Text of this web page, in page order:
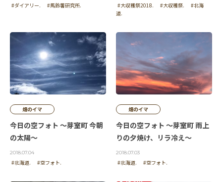
#ダイアリー. #馬鈴薯研究所. #大収穫祭2018. #大収穫祭.
#北海
道.
畑のイマ
今日の空フォト ～芽室町 今朝
の太陽～
2018.07.04
#北海道. #空フォト.
畑のイマ
今日の空フォト ～芽室町 雨上
りの夕焼け、リラ冷え～
2018.07.03
#北海道. #空フォト.